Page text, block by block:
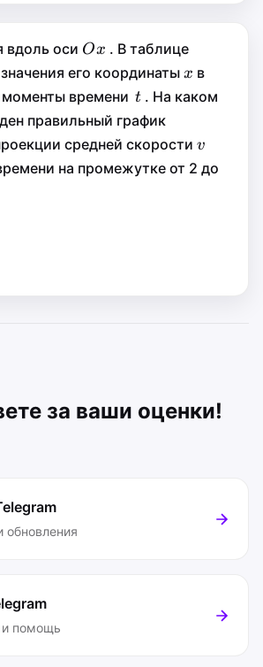
вдоль оси Ox
Ox
Ox . В таблице
его координаты x
x
x в
времени t
t
t . На каком
правильный график
средней скорости v
v
v
на промежутке от 2 до
за ваши оценки!
обновления
помощь